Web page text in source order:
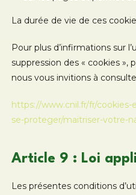
La durée de vie de ces
Pour plus d’infirmations sur
suppression des « cookies
nous vous invitions à
https://www.cnil.fr/fr/
se-proteger/maitriser-votre-
Article 9 : Loi
Les présentes conditions